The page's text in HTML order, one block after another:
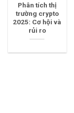
Phân tích thị
trường crypto
2025: Cơ hội và
rủi ro